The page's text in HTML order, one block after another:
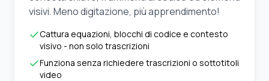
visivi. Meno digitazione, più apprendimento!
Cattura equazioni, blocchi di codice e contesto
visivo - non solo trascrizioni
Funziona senza richiedere trascrizioni o sottotitoli
video